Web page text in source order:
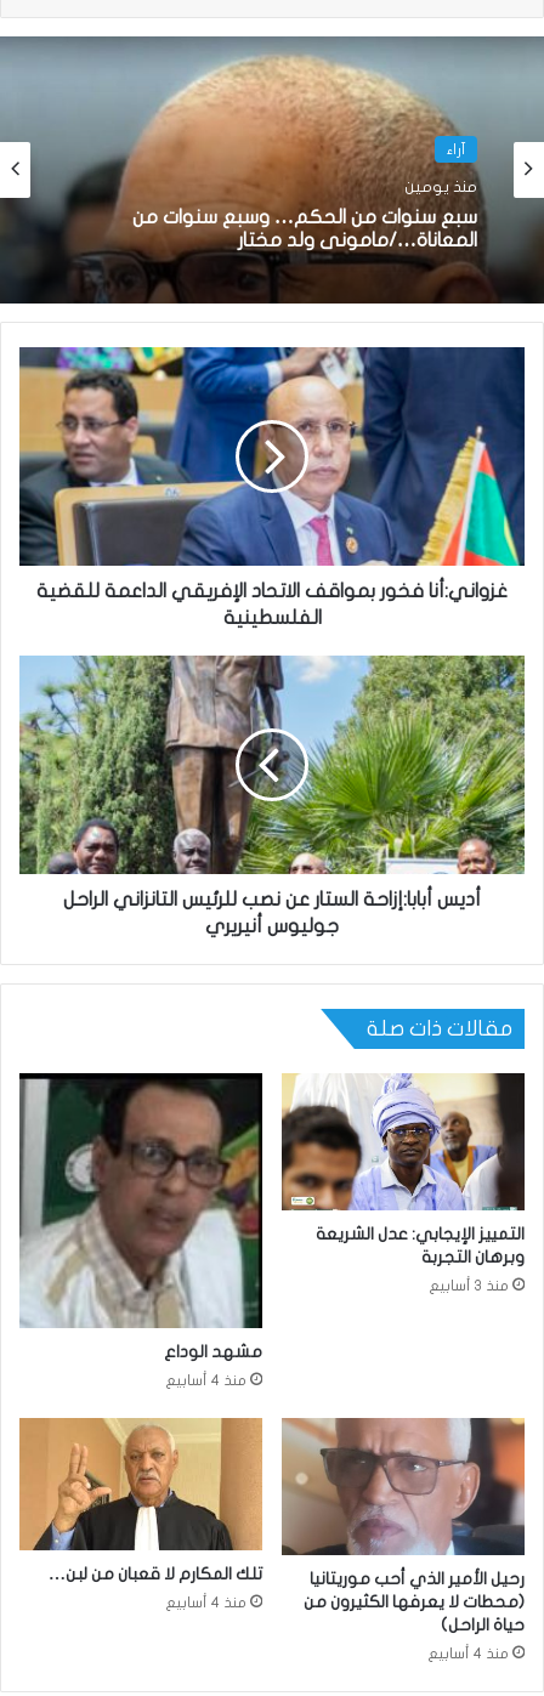
آراء
منذ يومين
سبع سنوات من الحكم… وسبع سنوات من
المعاناة…/مامونى ولد مختار
آراء
منذ أسبوع واحد
معاناة المواطنين بين أبواب الإدارات المغلقة
غزواني:أنا فخور بمواقف الاتحاد الإفريقي الداعمة للقضية
الفلسطينية
أديس أبابا:إزاحة الستار عن نصب للرئيس التانزاني الراحل
جوليوس أنيريري
مقالات ذات صلة
التمييز الإيجابي: عدل الشريعة
وبرهان التجربة
منذ 3 أسابيع
مشهد الوداع
منذ 4 أسابيع
رحيل الأمير الذي أحب موريتانيا
(محطات لا يعرفها الكثيرون من
حياة الراحل)
منذ 4 أسابيع
تلك المكارم لا قعبان من لبن…
منذ 4 أسابيع